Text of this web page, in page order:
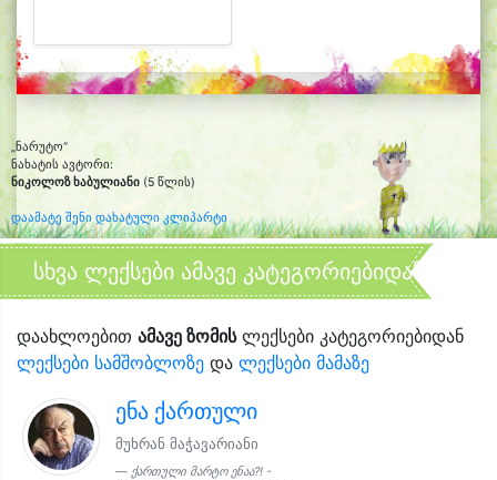
„ნარუტო“
ნახატის ავტორი:
ნიკოლოზ ხაბულიანი (5 წლის)
დაამატე შენი დახატული კლიპარტი
სხვა ლექსები ამავე კატეგორიებიდან
დაახლოებით ამავე ზომისლექსები კატეგორიებიდან
ლექსები სამშობლოზე და ლექსები მამაზე
ენა ქართული
მუხრან მაჭავარიანი
ქართული მარტო ენაა?! -